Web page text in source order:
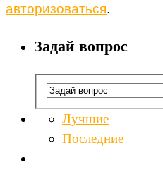
авторизоваться.
Задай вопрос
Лучшие
Последние